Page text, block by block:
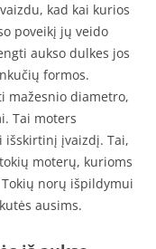
kad kai kurios
poveikį jų veido
aukso dulkes jos
formos.
mažesnio diametro,
Tai moters
įvaizdį. Tai,
moterų, kurioms
norų išpildymui
ausims.